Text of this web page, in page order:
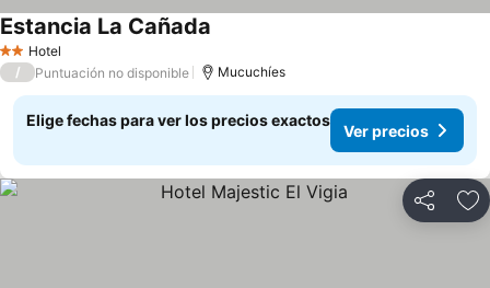
2 Estrellas
Hotel
Estancia La Cañada
/ Puntuación no disponible Mucuchíes
Elige fechas para ver los precios exactos
Ver precios
Compartir